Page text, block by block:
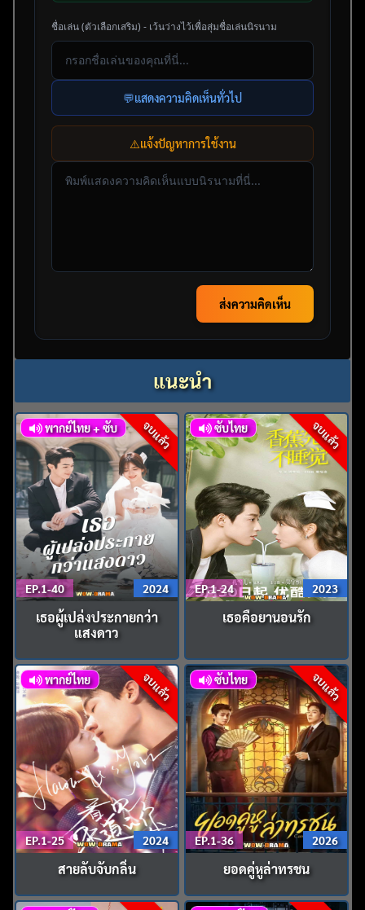
ชื่อเล่น (ตัวเลือกเสริม) - เว้นว่างไว้เพื่อสุ่มชื่อเล่นนิรนาม
💬แสดงความคิดเห็นทั่วไป
⚠️แจ้งปัญหาการใช้งาน
ส่งความคิดเห็น
แนะนำ
จบแล้ว
พากย์ไทย + ซับ
EP.1-40 2024
เธอผู้เปล่งประกายกว่า
แสงดาว
จบแล้ว
ซับไทย
EP.1-24 2023
เธอคือยานอนรัก
จบแล้ว
พากย์ไทย
EP.1-25 2024
สายลับจับกลิ่น
จบแล้ว
ซับไทย
EP.1-36 2026
ยอดคู่หูล่าทรชน